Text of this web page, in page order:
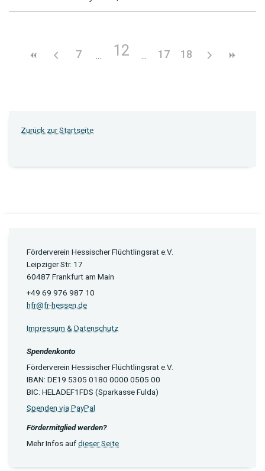
7 12 17 18
Zurück zur Startseite
Förderverein Hessischer Flüchtlingsrat e.V.
Leipziger Str. 17
60487 Frankfurt am Main
+49 69 976 987 10
hfr@fr-hessen.de
Impressum & Datenschutz
Spendenkonto
Förderverein Hessischer Flüchtlingsrat e.V.
IBAN: DE19 5305 0180 0000 0505 00
BIC: HELADEF1FDS (Sparkasse Fulda)
Spenden via PayPal
Fördermitglied werden?
Mehr Infos aufdieser Seite